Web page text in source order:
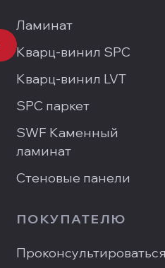
Ламинат
Кварц-винил SPC
Кварц-винил LVT
SPC паркет
SWF Каменный
ламинат
Стеновые панели
ПОКУПАТЕЛЮ